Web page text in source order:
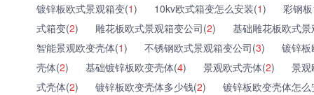
镀锌板欧式景观箱变(1) 10kv欧式箱变怎么安装(1)
彩钢
式箱变(2) 雕花板欧式景观箱变公司(2)
基础雕花板欧式
智能景观欧变壳体(1) 不锈钢欧式景观箱变公司(3)
镀锌
壳体(2) 基础镀锌板欧变壳体(4) 景观欧式壳体(2)
景观
式壳体(2) 镀锌板欧变壳体多少钱(2)
镀锌板欧变壳体怎